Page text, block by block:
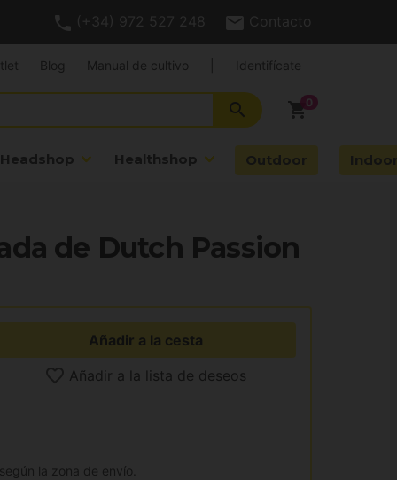
(+34) 972 527 248 Contacto
shopping_cart
search
Headshop Healthshop Outdoor
Blog Manual de cultivo Identifícate
de Dutch Passion
Añadir a la cesta
Añadir a la lista de deseos
la zona de envío.